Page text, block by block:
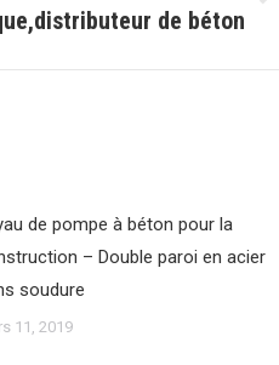
de béton
de pompe à béton pour la
– Double paroi en acier
soudure
11, 2019